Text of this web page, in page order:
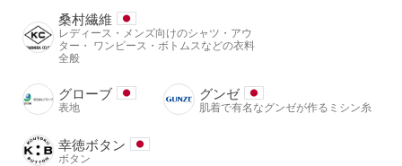
桑村繊維
レディース・メンズ向けのシャツ・アウ
ター・ ワンピース・ボトムスなどの衣料
全般
グローブ
表地
グンゼ
肌着で有名なグンゼが作るミシン糸
幸徳ボタン
ボタン